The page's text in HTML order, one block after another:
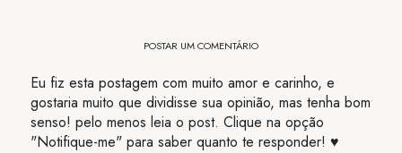
POSTAR UM COMENTÁRIO
Eu fiz esta postagem com muito amor e carinho, e
gostaria muito que dividisse sua opinião, mas tenha bom
senso! pelo menos leia o post. Clique na opção
"Notifique-me" para saber quanto te responder! ♥